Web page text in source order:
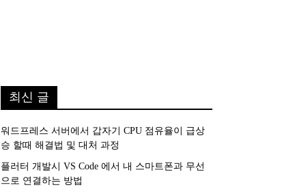
최신 글
워드프레스 서버에서 갑자기 CPU 점유율이 급상
승 할때 해결법 및 대처 과정
플러터 개발시 VS Code 에서 내 스마트폰과 무선
으로 연결하는 방법